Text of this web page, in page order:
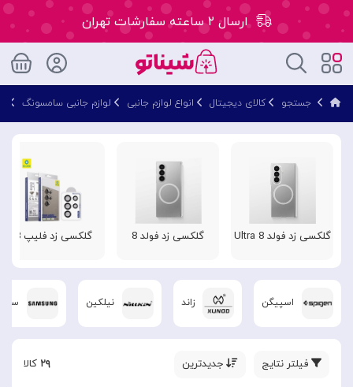
ارسال ۲ ساعته سفارشات تهران
۵۰ هزار تومان تخفیف اولین سفارش کد: WLC
ارسال ۲ ساعته سفارشات تهران جستجو کالای دیجیتال انواع لوازم جانبی لوازم جانبی سامسونگ
گلکسی زد فولد 8 Ultra گلکسی زد فولد 8 گلکسی زد فلیپ 8
اسپیگن زاند نیلکین
فیلتر نتایج جدیدترین ۲۹ کالا